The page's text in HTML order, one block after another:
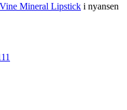
Mineral Lipstick i nyansen